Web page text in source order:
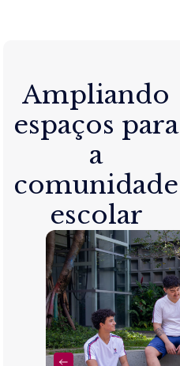
Ampliando
espaços para
a
comunidade
escolar